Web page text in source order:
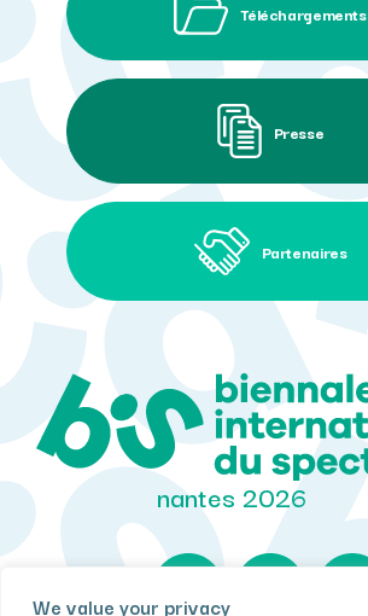
We value your privacy
Téléchargements
Presse
Partenaires
nantes 2026